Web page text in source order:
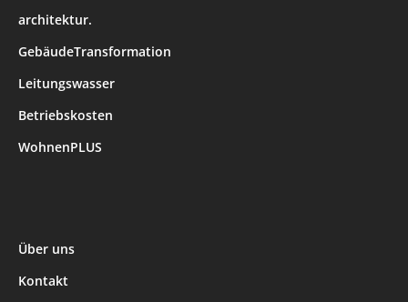
architektur.
GebäudeTransformation
Leitungswasser
Betriebskosten
WohnenPLUS
Über uns
Kontakt